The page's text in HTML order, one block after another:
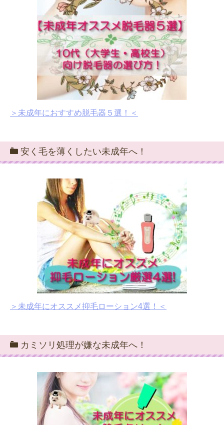
＞未成年におすすめ脱毛器５選！＜
安く毛を薄くしたい未成年へ！
＞未成年にオススメ抑毛ローション4選！＜
カミソリ処理が嫌な未成年へ！